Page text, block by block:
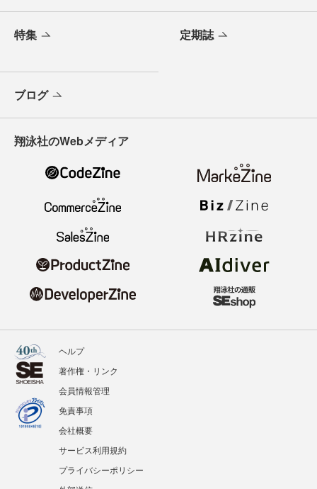
特集 定期誌
ブログ
翔泳社のWebメディア
ヘルプ
著作権・リンク
会員情報管理
免責事項
会社概要
サービス利用規約
プライバシーポリシー